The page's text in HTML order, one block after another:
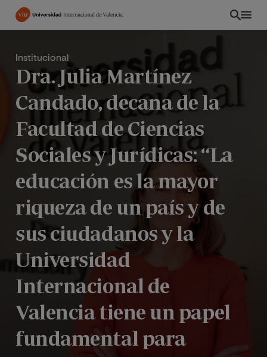
Pasar
EC
Institucional
Dra. Julia Martínez
Candado, decana de la
Facultad de Ciencias
Sociales y Jurídicas: “La
educación es la mayor
riqueza de un país y de
sus ciudadanos y la
Universidad
Internacional de
Valencia tiene un papel
fundamental para